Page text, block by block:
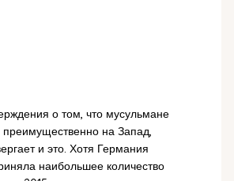
о том, что мусульмане
преимущественно на Запад,
и это. Хотя Германия
наибольшее количество